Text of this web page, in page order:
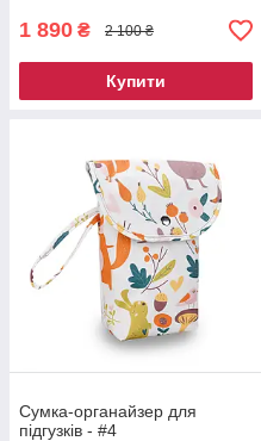
1 890 ₴ 2 100 ₴
Купити
Сумка-органайзер для
підгузків - #4